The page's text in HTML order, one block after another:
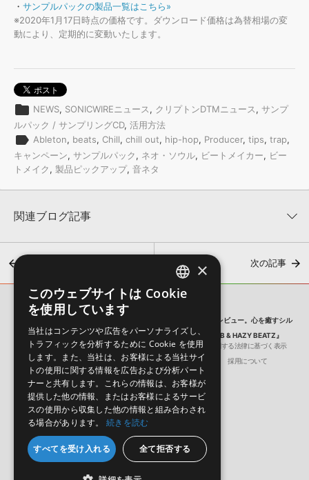
・ サンプルパックの製品一覧はこちら»
※2020年1月17日時点の価格です。ダウンロード価格は為替相場の変
動により、定期的に変動いたします。
folder NEWS, SONICWIREニュース, クリプトンDTMニュース, サンプ
ルパック / サンプリングCD, 活用方法
label Ableton, beats, Chill, chill out, hip-hop, Producer, tips, trap,
キャンペーン, サンプルパック, ネオ・ソウル, ビートメイカー, ビー
トメイク, 製品ピックアップ, 音ネタ
関連ブログ記事
【2026年最新】特徴別アンプシミュレーターおすすめ10選
2026年7月31日 19:07
次の記事
【気になる音ネタ】今週リリースのサンプルパックをスタッフがレビュー。心を癒すシル
キーなRnB向けサンプルパック『PIPE DREAM – SMOOTH RNB & HAZY BEATZ』
会社概要
環境保護（CSR）への取り組み
特定商取引に関する法律に基づく表示
サイト動作環境
利用規約 個人情報の保護について 採用について
© Crypton Future Media, INC.
日本語
ENGLISH
×
このウェブサイトは Cookie
を使用しています
当社はコンテンツや広告をパーソナライズし、
トラフィックを分析するために Cookie を使用
します。また、当社は、お客様による当社サイ
トの使用に関する情報を広告および分析パート
ナーと共有します。これらの情報は、お客様が
提供した他の情報、またはお客様によるサービ
スの使用から収集した他の情報と組み合わされ
る場合があります。
続きを読む
すべてを受け入れる 全て拒否する